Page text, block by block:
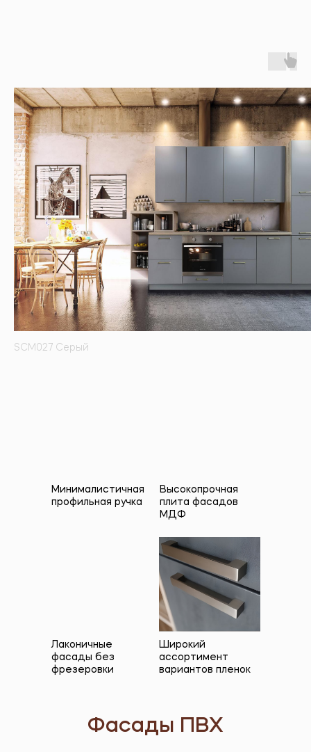
SCM027 Серый
Минималистичная
профильная ручка
Высокопрочная
плита фасадов
МДФ
Лаконичные
фасады без
фрезеровки
Широкий
ассортимент
вариантов пленок
Фасады ПВХ